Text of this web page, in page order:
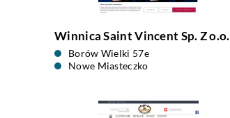
Winnica Saint Vincent Sp. Z o.o.
Borów Wielki 57e
Nowe Miasteczko